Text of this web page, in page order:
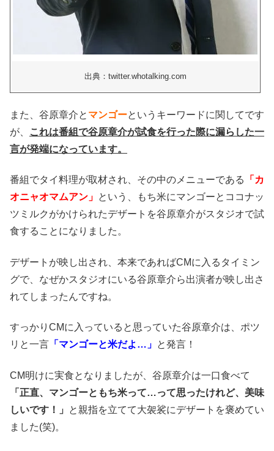
出典：twitter.whotalking.com
また、谷原章介と マンゴーというキーワードに関してです
が、
これは番組で谷原章介が試食を行った際に漏らした一
言が発端になっています。
番組でタイ料理が取材され、その中のメニューである
「カ
オニャオマムアン」 という、もち米にマンゴーとココナッ
ツミルクがかけられたデザートを谷原章介がスタジオで試
食することになりました。
デザートが映し出され、本来であればCMに入るタイミン
グで、なぜかスタジオにいる谷原章介ら出演者が映し出さ
れてしまったんですね。
すっかりCMに入っていると思っていた谷原章介は、ポツ
リと一言 「マンゴーと米だよ…」 と発言！
CM明けに実食となりましたが、谷原章介は一口食べて
「正直、マンゴーともち米って…って思ったけれど、美味
しいです！」
と親指を立てて大袈裟にデザートを褒めてい
ました(笑)。